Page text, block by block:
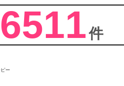
件
ー